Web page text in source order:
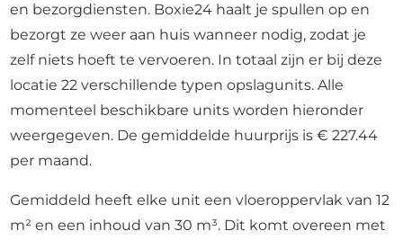
en bezorgdiensten. Boxie24 haalt je spullen op en
bezorgt ze weer aan huis wanneer nodig, zodat je
zelf niets hoeft te vervoeren. In totaal zijn er bij deze
locatie 22 verschillende typen opslagunits. Alle
momenteel beschikbare units worden hieronder
weergegeven. De gemiddelde huurprijs is € 227.44
per maand.
Gemiddeld heeft elke unit een vloeroppervlak van 12
m² en een inhoud van 30 m³. Dit komt overeen met